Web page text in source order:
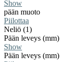
Show
pään muoto
Piilottaa
Neliö (1)
Pään leveys (mm)
Show
Pään leveys (mm)